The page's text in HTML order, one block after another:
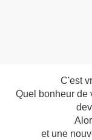
C'est
Quel bonheur de
et une